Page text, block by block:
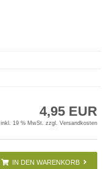
4,95 EUR
inkl. 19 % MwSt. zzgl. Versandkosten
IN DEN WARENKORB